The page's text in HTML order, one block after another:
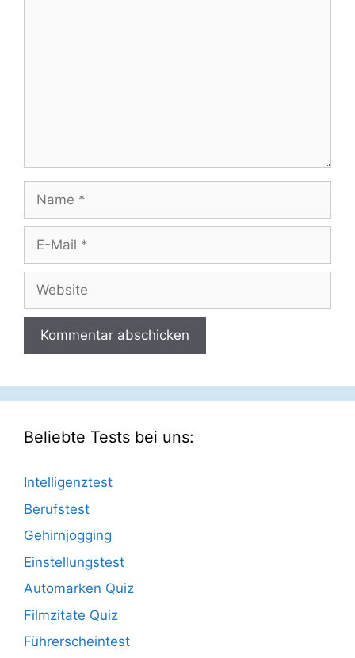
Name
Website
Beliebte Tests bei uns:
Intelligenztest
Berufstest
Gehirnjogging
Einstellungstest
Automarken Quiz
Filmzitate Quiz
Führerscheintest